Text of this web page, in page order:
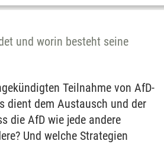
und worin besteht seine
Teilnahme von AfD-
dient dem Austausch und der
die AfD wie jede andere
Und welche Strategien